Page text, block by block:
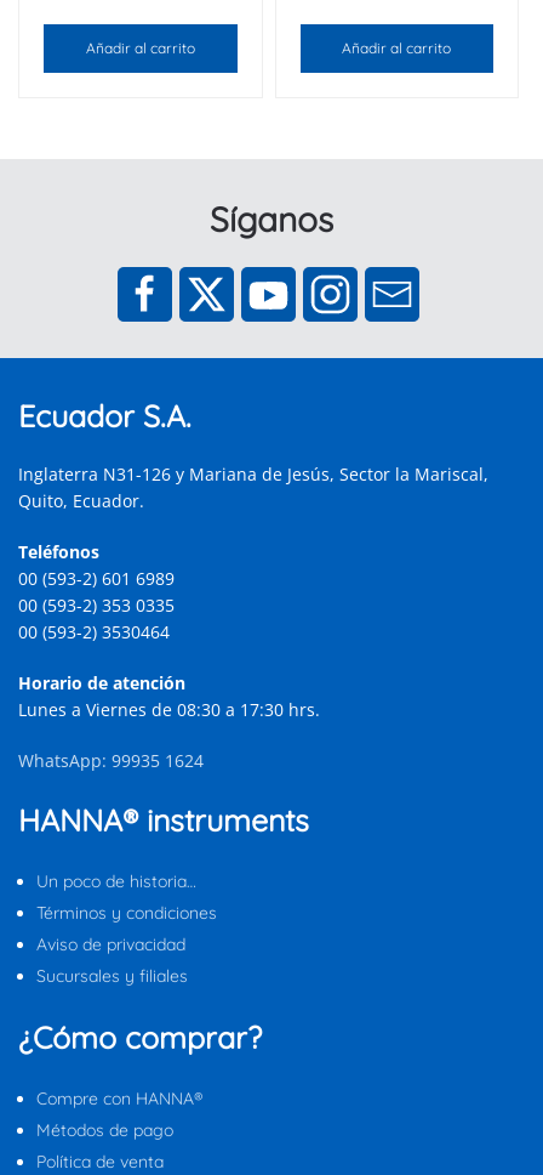
Añadir al carrito Añadir al carrito
Síganos
Ecuador S.A.
Inglaterra N31-126 y Mariana de Jesús, Sector la Mariscal,
Quito, Ecuador.
Teléfonos
00 (593-2) 601 6989
00 (593-2) 353 0335
00 (593-2) 3530464
Horario de atención
Lunes a Viernes de 08:30 a 17:30 hrs.
WhatsApp: 99935 1624
HANNA® instruments
Un poco de historia…
Términos y condiciones
Aviso de privacidad
Sucursales y filiales
¿Cómo comprar?
Compre con HANNA®
Métodos de pago
Política de venta